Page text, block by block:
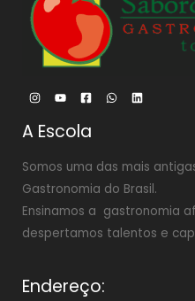
A Escola
Somos uma das mais
Gastronomia do Brasil.
Ensinamos a gastronomia
despertamos talentos e
Endereço: